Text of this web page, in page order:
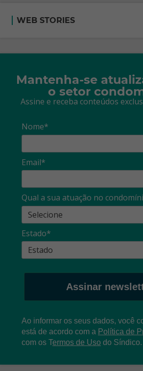
WEB STORIES
Mantenha-se
o setor
Assine e receba conteúdos
Nome*
Email*
Qual a sua atuação no
Estado*
Assinar
Ao informar os seus dados, você
está de acordo com a Política de
com os Termos de Uso do Síndico.